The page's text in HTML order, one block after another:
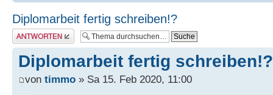
Diplomarbeit fertig schreiben!?
Antwort erstellen
Diplomarbeit fertig schreiben!?
von timmo » Sa 15. Feb 2020, 11:00